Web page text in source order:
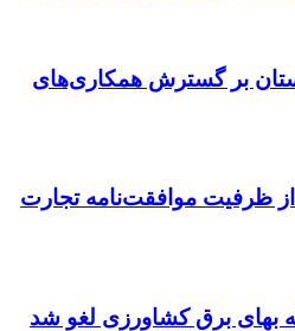
بر گسترش همکاری‌های
ظرفیت موافقت‌نامه تجارت
بهای برق کشاورزی لغو شد